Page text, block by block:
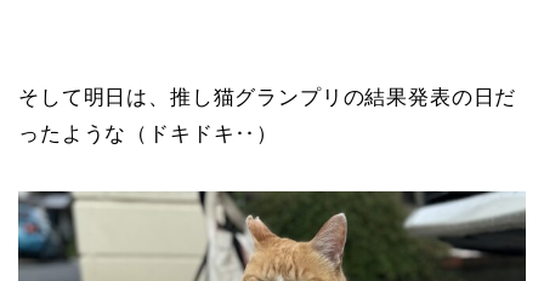
そして明日は、推し猫グランプリの結果発表の日だ
ったような（ドキドキ‥）